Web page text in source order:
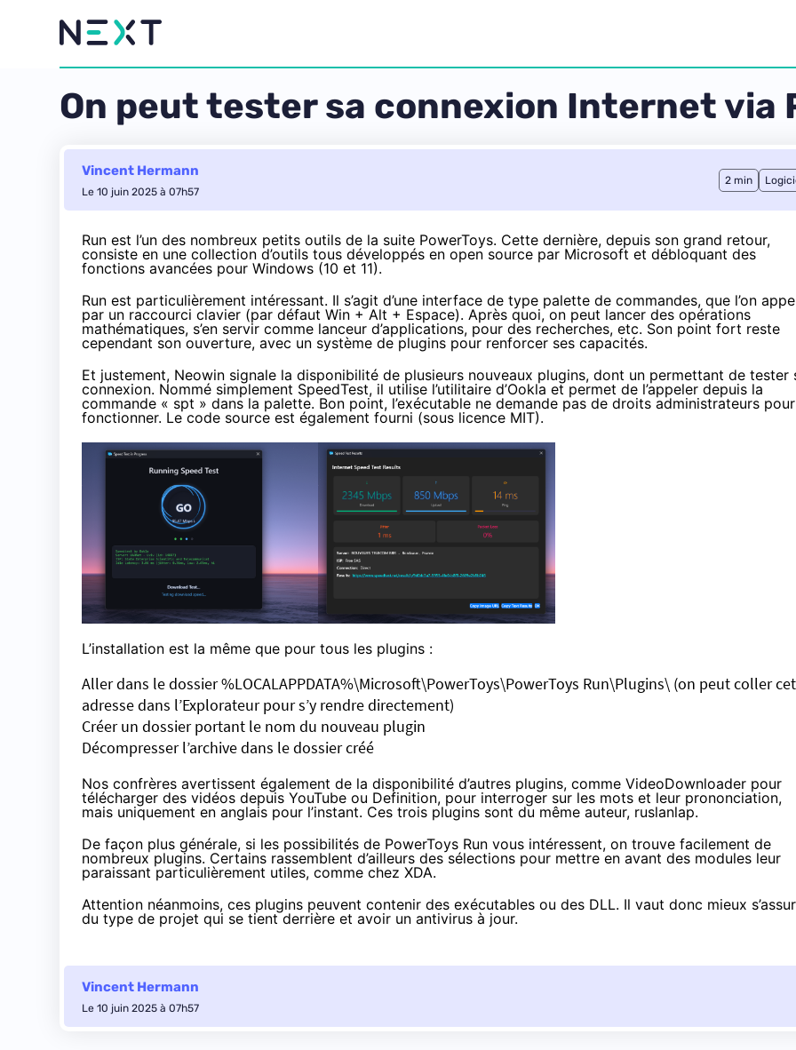
On peut tester sa connexion Internet via
Vincent Hermann
Le 10 juin 2025 à 07h57
2 min
Run est l’un des nombreux petits outils de la suite PowerToys. Cette dernière, depuis son grand retour,
consiste en une collection d’outils tous développés en open source par Microsoft et débloquant des
fonctions avancées pour Windows (10 et 11).
Run est particulièrement intéressant. Il s’agit d’une interface de type palette de commandes, que l’on
par un raccourci clavier (par défaut Win + Alt + Espace). Après quoi, on peut lancer des opérations
mathématiques, s’en servir comme lanceur d’applications, pour des recherches, etc. Son point fort reste
cependant son ouverture, avec un système de plugins pour renforcer ses capacités.
Et justement, Neowin signale la disponibilité de plusieurs nouveaux plugins, dont un permettant de tester
connexion. Nommé simplement SpeedTest, il utilise l’utilitaire d’Ookla et permet de l’appeler depuis la
commande « spt » dans la palette. Bon point, l’exécutable ne demande pas de droits administrateurs pour
fonctionner. Le code source est également fourni (sous licence MIT).
L’installation est la même que pour tous les plugins :
Aller dans le dossier %LOCALAPPDATA%\Microsoft\PowerToys\PowerToys Run\Plugins\ (on peut coller
adresse dans l’Explorateur pour s’y rendre directement)
Créer un dossier portant le nom du nouveau plugin
Décompresser l’archive dans le dossier créé
Nos confrères avertissent également de la disponibilité d’autres plugins, comme VideoDownloader pour
télécharger des vidéos depuis YouTube ou Definition, pour interroger sur les mots et leur prononciation,
mais uniquement en anglais pour l’instant. Ces trois plugins sont du même auteur, ruslanlap.
De façon plus générale, si les possibilités de PowerToys Run vous intéressent, on trouve facilement de
nombreux plugins. Certains rassemblent d’ailleurs des sélections pour mettre en avant des modules leur
paraissant particulièrement utiles, comme chez XDA.
Attention néanmoins, ces plugins peuvent contenir des exécutables ou des DLL. Il vaut donc mieux
du type de projet qui se tient derrière et avoir un antivirus à jour.
Vincent Hermann
Le 10 juin 2025 à 07h57